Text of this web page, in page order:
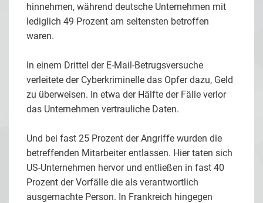
hinnehmen, während deutsche Unternehmen mit
lediglich 49 Prozent am seltensten betroffen
waren.
In einem Drittel der E-Mail-Betrugsversuche
verleitete der Cyberkriminelle das Opfer dazu, Geld
zu überweisen. In etwa der Hälfte der Fälle verlor
das Unternehmen vertrauliche Daten.
Und bei fast 25 Prozent der Angriffe wurden die
betreffenden Mitarbeiter entlassen. Hier taten sich
US-Unternehmen hervor und entließen in fast 40
Prozent der Vorfälle die als verantwortlich
ausgemachte Person. In Frankreich hingegen